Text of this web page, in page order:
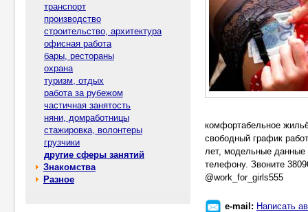
транспорт
производство
строительство, архитектура
офисная работа
бары, рестораны
охрана
туризм, отдых
работа за рубежом
частичная занятость
няни, домработницы
стажировка, волонтеры
грузчики
другие сферы занятий
Знакомства
Разное
комфортабельное
свободный график
лет, модельные
телефону. Звоните
@work_for_girls555
e-mail: Написать